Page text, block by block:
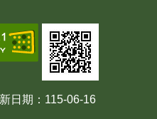
日期 115-06-16